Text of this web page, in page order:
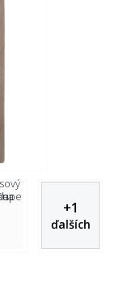
+1
ďalších